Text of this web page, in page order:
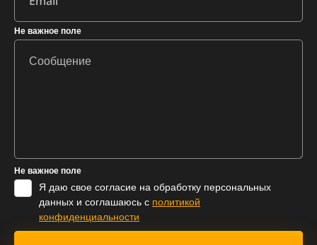
Не важное поле
Не важное поле
Я даю свое согласие на обработку персональных
данных и соглашаюсь с политикой
конфиденциальности